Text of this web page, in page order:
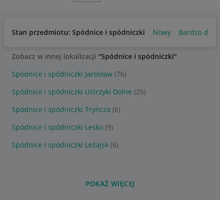
Stan przedmiotu: Spódnice i spódniczki Nowy Bardzo
Zobacz w innej lokalizacji "Spódnice i spódniczki"
Spódnice i spódniczki Jarosław (76)
Spódnice i spódniczki Ustrzyki Dolne (25)
Spódnice i spódniczki Tryńcza (6)
Spódnice i spódniczki Lesko (9)
Spódnice i spódniczki Leżajsk (6)
POKAŻ WIĘCEJ